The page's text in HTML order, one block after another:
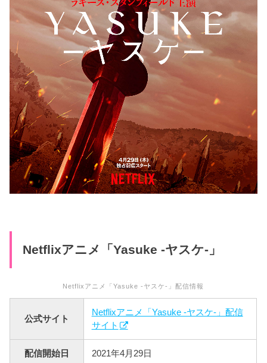
Netflixアニメ「Yasuke -ヤスケ-」
Netflixアニメ「Yasuke -ヤスケ-」配信情報
公式サイト
Netflixアニメ「Yasuke -ヤスケ-」配信
サイト
配信開始日 2021年4月29日